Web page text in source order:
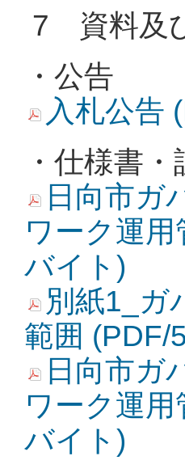
7 資料及
・公告
入札公告
・仕様書
日向市ガ
ワーク運
バイト)
別紙1_ガ
範囲 (PDF/
日向市ガ
ワーク運
バイト)